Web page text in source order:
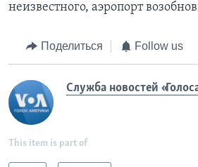
неизвестного, аэропорт
Поделиться Follow us
Служба новостей
This item is part of